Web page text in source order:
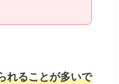
れることが多いで